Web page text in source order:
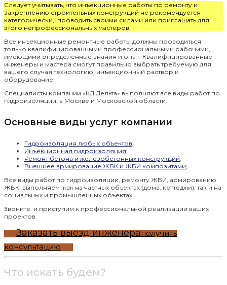
Следует учитывать, что инъекционные работы по ремонту и
закреплению строительных конструкций не рекомендуется
категорически, проводить своими силами или приглашать для
этого непрофессиональных мастеров.
Все инъекционные ремонтные работы должны проводиться
только квалифицированными профессиональными рабочими,
имеющими определенные знания и опыт. Квалифицированные
инженеры и мастера смогут правильно выбрать требуемую для
вашего случая технологию, инъекционный раствор и
оборудование.
Специалисты компании «КД Дельта» выполняют все виды работ по
гидроизоляции, в Москве и Московской области.
Основные виды услуг компании
Гидроизоляция любых объектов;
Инъекционная гидроизоляция;
Ремонт бетона и железобетонных конструкций;
Внешнее армирование ЖБК и ЖБИ композитами;
Все виды работ по гидроизоляции, ремонту ЖБИ, армированию
ЖБК, выполняем как на частных объектах (дома, коттеджи), так и на
социальных и промышленных объектах.
Звоните, и приступим к профессиональной реализации ваших
проектов.
Заказать выезд инженераполучить
консультацию
Что искать будем?